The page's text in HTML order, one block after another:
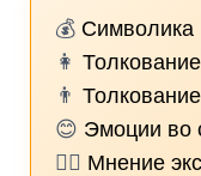
💰 Символика
👩
👨
😊 Эмоции во
🧙‍♀️ Мнение